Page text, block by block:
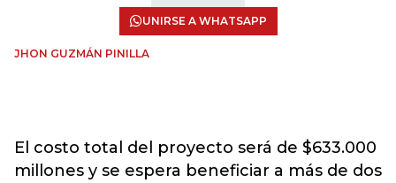
UNIRSE A WHATSAPP
JHON GUZMÁN PINILLA
El costo total del proyecto será de $633.000
millones y se espera beneficiar a más de dos